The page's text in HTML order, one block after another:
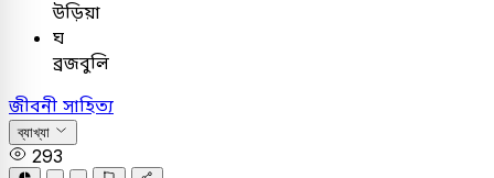
উড়িয়া
ঘ
ব্রজবুলি
জীবনী সাহিত্য
ব্যাখ্যা
293